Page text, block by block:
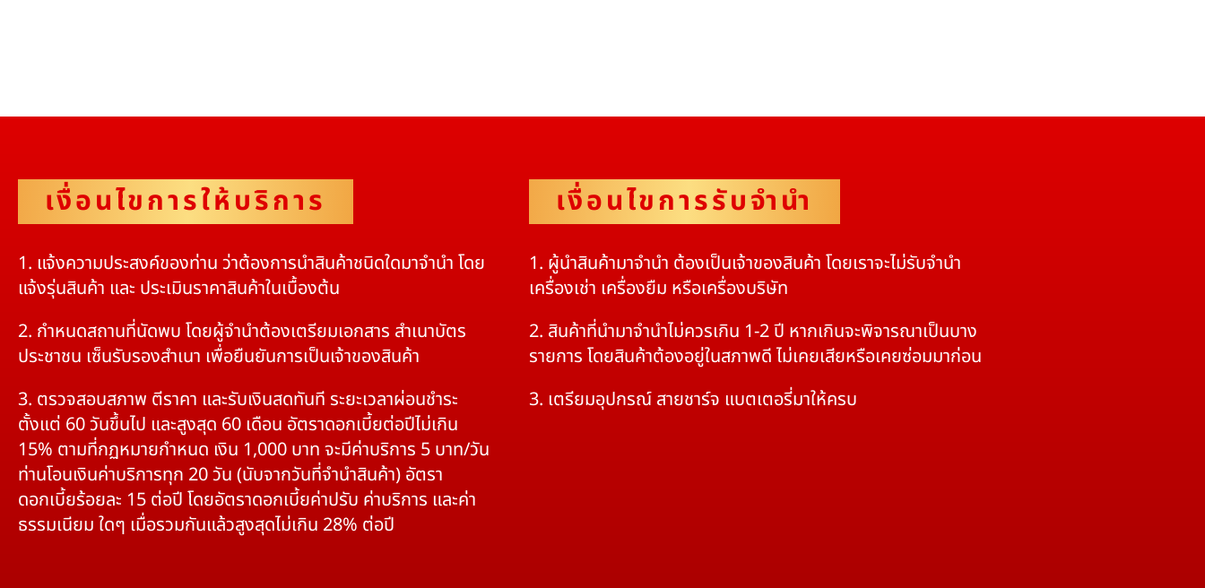
เงื่อนไขการให้บริการ
1. แจ้งความประสงค์ของท่าน ว่าต้องการนำสินค้าชนิดใดมาจำนำ โดย
แจ้งรุ่นสินค้า และ ประเมินราคาสินค้าในเบื้องต้น
2. กำหนดสถานที่นัดพบ โดยผู้จำนำต้องเตรียมเอกสาร สำเนาบัตร
ประชาชน เซ็นรับรองสำเนา เพื่อยืนยันการเป็นเจ้าของสินค้า
3. ตรวจสอบสภาพ ตีราคา และรับเงินสดทันที ระยะเวลาผ่อนชำระ
ตั้งแต่ 60 วันขึ้นไป และสูงสุด 60 เดือน อัตราดอกเบี้ยต่อปีไม่เกิน
15% ตามที่กฏหมายกำหนด เงิน 1,000 บาท จะมีค่าบริการ 5 บาท/วัน
ท่านโอนเงินค่าบริการทุก 20 วัน (นับจากวันที่จำนำสินค้า) อัตรา
ดอกเบี้ยร้อยละ 15 ต่อปี โดยอัตราดอกเบี้ยค่าปรับ ค่าบริการ และค่า
ธรรมเนียม ใดๆ เมื่อรวมกันแล้วสูงสุดไม่เกิน 28% ต่อปี
เงื่อนไขการรับจำนำ
1. ผู้นำสินค้ามาจำนำ ต้องเป็นเจ้าของสินค้า โดยเราจะไม่รับจำนำ
เครื่องเช่า เครื่องยืม หรือเครื่องบริษัท
2. สินค้าที่นำมาจำนำไม่ควรเกิน 1-2 ปี หากเกินจะพิจารณาเป็นบาง
รายการ โดยสินค้าต้องอยู่ในสภาพดี ไม่เคยเสียหรือเคยซ่อมมาก่อน
3. เตรียมอุปกรณ์ สายชาร์จ แบตเตอรี่มาให้ครบ